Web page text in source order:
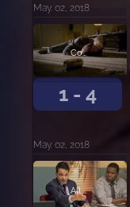
May. 02, 2018
1 - 4
Cobra Kai nunca muere
May. 02, 2018
All Valley